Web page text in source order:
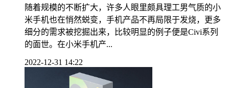
随着规模的不断扩大，许多人眼里颇具理工男气质的小
米手机也在悄然蜕变，手机产品不再局限于发烧，更多
细分的需求被挖掘出来，比较明显的例子便是Civi系列
的面世。在小米手机产...
2022-12-31 14:22